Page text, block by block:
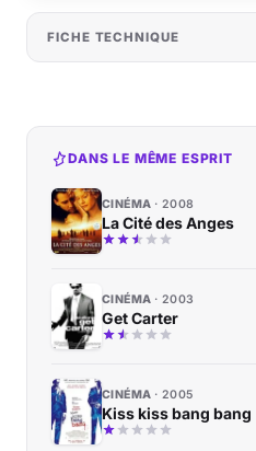
FICHE TECHNIQUE
DANS LE MÊME ESPRIT
CINÉMA 2008
La Cité des Anges
CINÉMA 2003
Get Carter
CINÉMA 2005
Kiss kiss bang bang